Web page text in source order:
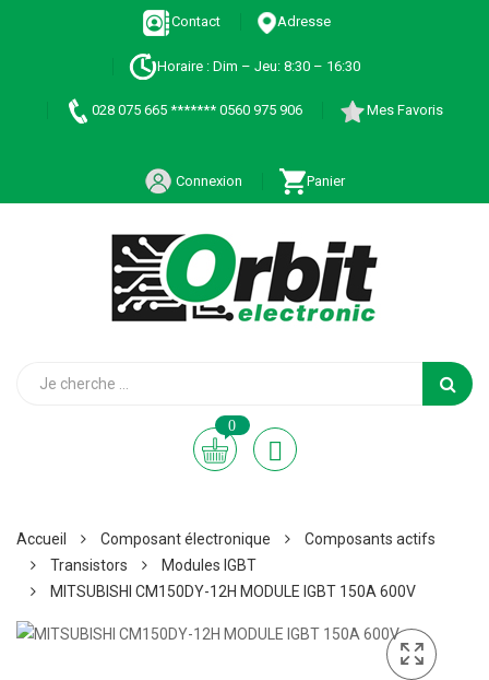
Contact Adresse
Horaire : Dim – Jeu: 8:30 – 16:30
028 075 665 ******* 0560 975 906 Mes Favoris
Connexion Panier
0
Accueil Composant électronique
Composants actifs
Transistors
Modules IGBT
MITSUBISHI CM150DY-12H MODULE IGBT 150A 600V